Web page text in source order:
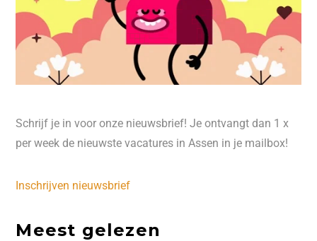
Schrijf je in voor onze nieuwsbrief! Je ontvangt dan 1 x
per week de nieuwste vacatures in Assen in je mailbox!
Inschrijven nieuwsbrief
Meest gelezen